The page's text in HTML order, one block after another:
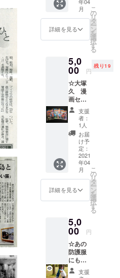
版画作
家、和
紙作家
と幅広
の小林
桐美製
作のオ
リジナ
ルポス
トカー
ド。越
前和紙
組合が
作った
「鳥の
子和
紙」を
母材に
小林作
品の版
画を刷
サイズ
にした
す。大
型版画
作品を
部分的
肌触り
のいい
生地
に、写
真集の
メイン
ンを配
しまし
た。白
色は、
バック
にもや
い展ロ
ゴも
入って
いま
す！ ・
サンク
スメー
ル ・会
場エン
トラン
スにて
欄にて
掲示用
のお名
前をお
知らせ
くださ
い。掲
月
詳細を見る
こ
の
リ
タ
ー
ン
を
選
択
す
る
5,0
00 円
残り19
☆大塚
久 漫
画セッ
トA(ダ
バイ
ザー1
巻〜3
巻) 郡山
が生ん
だスー
パー
ヒー
ロー大
バイ
ザーの
レアも
セッ
ト。 ・
サンク
スメー
ル ・会
場エン
トラン
支援
者：
1人
お届
け予
定：
2021
年04
月
詳細を見る
こ
の
リ
タ
ー
ン
を
選
択
す
る
5,0
00 円
☆あの
防護服
にも使
われる
タイ支援